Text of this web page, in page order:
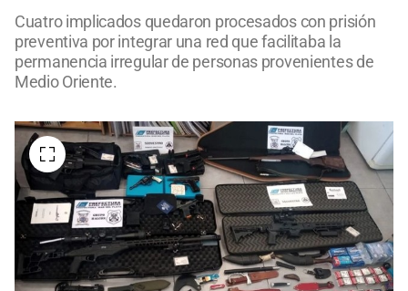
Cuatro implicados quedaron procesados con prisión
preventiva por integrar una red que facilitaba la
permanencia irregular de personas provenientes de
Medio Oriente.